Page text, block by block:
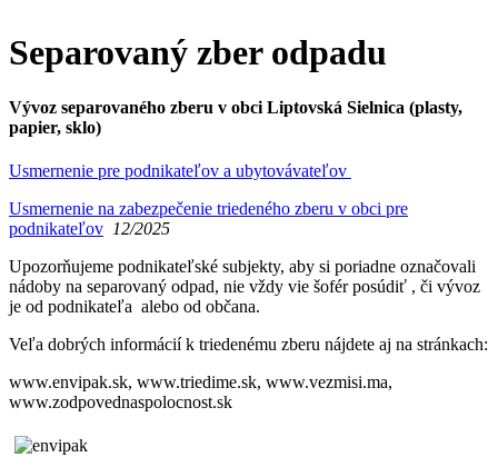
Separovaný zber odpadu
Vývoz separovaného zberu v obci Liptovská Sielnica (plasty,
papier, sklo)
Usmernenie pre podnikateľov a ubytovávateľov
Usmernenie na zabezpečenie triedeného zberu v obci pre
podnikateľov 12/2025
Upozorňujeme podnikateľské subjekty, aby si poriadne označovali
nádoby na separovaný odpad, nie vždy vie šofér posúdiť , či vývoz
je od podnikateľa alebo od občana.
Veľa dobrých informácií k triedenému zberu nájdete aj na stránkach:
www.envipak.sk, www.triedime.sk, www.vezmisi.ma,
www.zodpovednaspolocnost.sk